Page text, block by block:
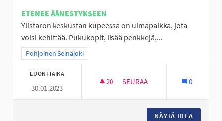
ETENEE ÄÄNESTYKSEEN
Ylistaron keskustan kupeessa on uimapaikka, jota
voisi kehittää. Pukukopit, lisää penkkejä,...
Rajaa tulokset teeman mukaan: Pohjoinen Seinäjoki
Pohjoinen Seinäjoki
LUONTIAIKA
30.01.2023
20 20 SEURAAJAA
SEURAA 0
NÄYTÄ IDEA